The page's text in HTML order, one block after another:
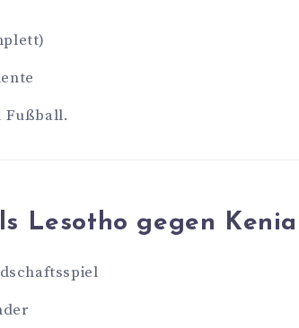
Fußball.
Lesotho gegen Kenia